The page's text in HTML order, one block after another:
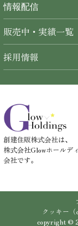
情報配信
販売中・実績一覧
採用情報
創建住販株式会社は、
株式会社Glowホールデ
会社です。
クッキー
copyright ©